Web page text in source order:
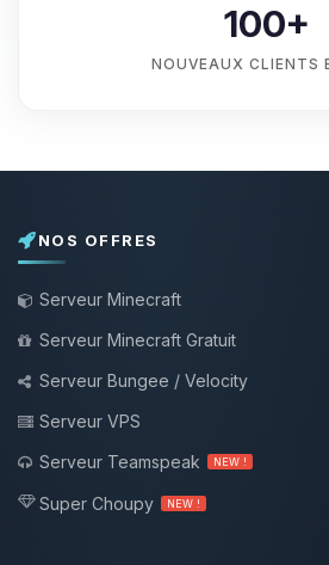
100+
NOUVEAUX CLIENTS
NOS OFFRES
Serveur Minecraft
Serveur Minecraft Gratuit
Serveur Bungee / Velocity
Serveur VPS
Serveur Teamspeak
NEW !
Super Choupy NEW !